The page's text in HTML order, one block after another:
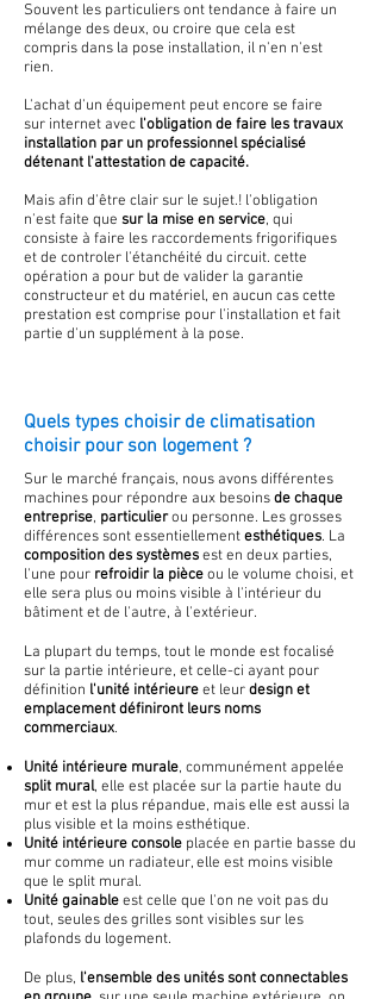
Souvent les particuliers ont tendance à faire un
mélange des deux, ou croire que cela est
compris dans la pose installation, il n'en n'est
rien.
L'achat d'un équipement peut encore se faire
sur internet avec l'obligation de faire les travaux
installation par un professionnel spécialisé
détenant l'attestation de capacité.
Mais afin d'être clair sur le sujet.! l'obligation
n'est faite que sur la mise en service, qui
consiste à faire les raccordements frigorifiques
et de controler l'étanchéité du circuit. cette
opération a pour but de valider la garantie
constructeur et du matériel, en aucun cas cette
prestation est comprise pour l'installation et fait
partie d'un supplément à la pose.
Quels types choisir de climatisation
choisir pour son logement ?
Sur le marché français, nous avons différentes
machines pour répondre aux besoinsde chaque
entreprise, particulierou personne. Les grosses
différences sont essentiellementesthétiques. La
composition dessystèmesest en deux parties,
l'une pour refroidir la pièceou le volume choisi, et
elle sera plus ou moins visible à l'intérieur du
bâtiment et de l'autre, à l'extérieur.
La plupart du temps, tout le monde est focalisé
sur la partie intérieure, et celle-ci ayant pour
définition l'unité intérieureet leurdesign et
emplacement définiront leurs noms
commerciaux.
Unité intérieure murale, communément appelée
split mural, elle est placée sur la partie haute du
mur et est la plus répandue, mais elle est aussi la
plus visible et la moins esthétique.
Unité intérieure console placée en partie basse du
mur comme un radiateur, elle est moins visible
que le split mural.
Unité gainableest celle que l'on ne voit pas du
tout, seules des grilles sont visibles sur les
plafonds du logement.
De plus, l'ensemble des unités sont connectables